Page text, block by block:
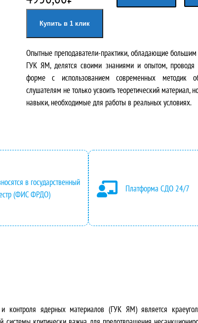
р
в
о
н
л
н
е
е
к
у
щ
а
н
:
0
Купить в 1 клик
Опытные преподаватели-практики, обладающие
ГУК ЯМ, делятся своими знаниями и опытом, проводя
форме с использованием современных методик
слушателям не только усвоить теоретический материал,
навыки, необходимые для работы в реальных условиях.
в государственный
(ФИС ФРДО)
Платформа СДО 24/7
и контроля ядерных материалов (ГУК ЯМ) является